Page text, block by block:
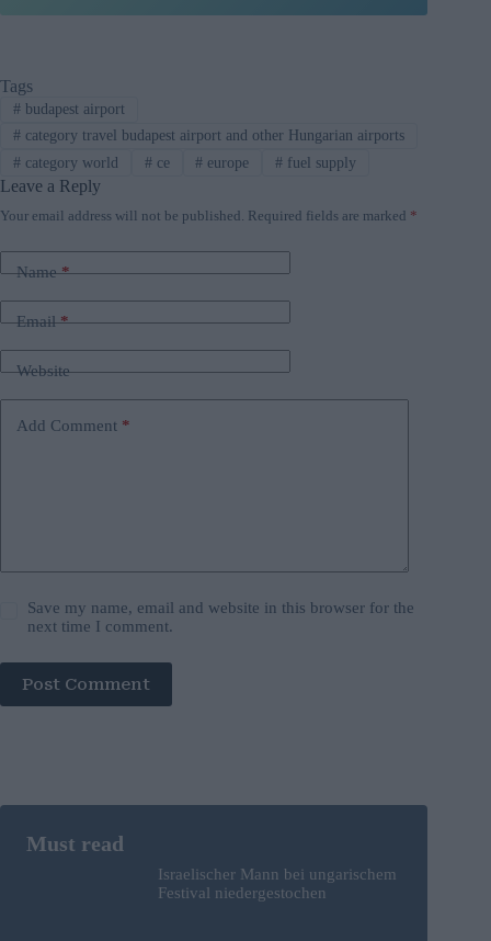
Tags
#budapest airport
#category travel budapest airport and other Hungarian airports
#category world #ce # europe # fuel supply
Leave a Reply
Your email address will not be published. Required fields are marked *
Name*
Email*
Website
Add Comment *
Save my name, email and website in this browser for the
next time I comment.
Post Comment
Israelischer Mann bei ungarischem
Festival niedergestochen